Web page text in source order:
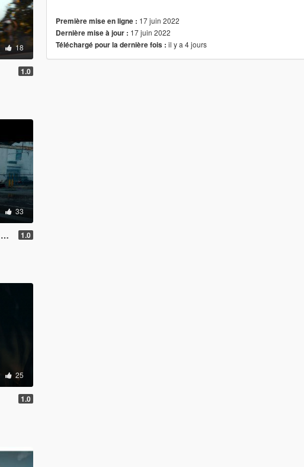
18
1.0
33
1.0
25
1.0
Première mise en ligne : 17 juin 2022
Dernière mise à jour : 17 juin 2022
Téléchargé pour la dernière fois : il y a 4 jours